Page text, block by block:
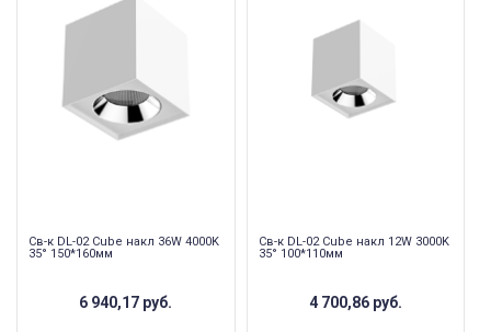
Св-к DL-02 Cube накл 36W 4000K
35° 150*160мм
6 940,17 руб.
Св-к DL-02 Cube накл 12W 3000K
35° 100*110мм
4 700,86 руб.